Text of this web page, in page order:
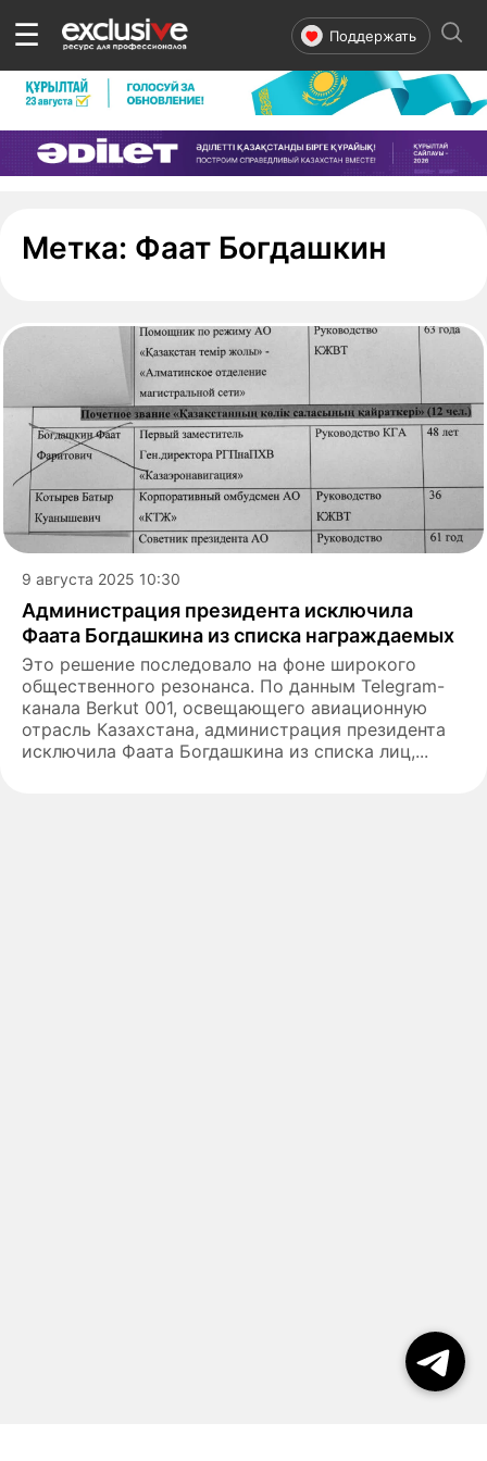
☰ Поддержать
Метка: Фаат Богдашкин
9 августа 2025 10:30
Администрация президента исключила
Фаата Богдашкина из списка награждаемых
Это решение последовало на фоне широкого
общественного резонанса. По данным Telegram-
канала Berkut 001, освещающего авиационную
отрасль Казахстана, администрация президента
исключила Фаата Богдашкина из списка лиц,...